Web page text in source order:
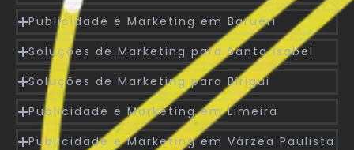
Publicidade e Marketing em Barueri
Soluções de Marketing para Santa Isabel
Soluções de Marketing para Birigui
Publicidade e Marketing em Limeira
Publicidade e Marketing em Várzea Paulista